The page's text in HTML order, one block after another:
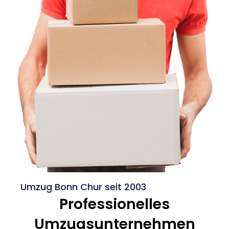
Umzug Bonn Chur seit 2003
Professionelles
Umzugsunternehmen